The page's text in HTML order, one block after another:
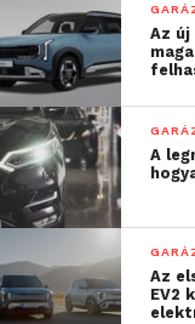
Az új
A
Az
EV2